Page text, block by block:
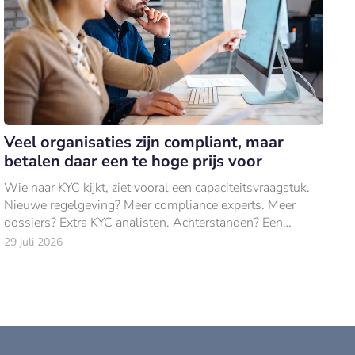
Veel organisaties zijn compliant, maar
betalen daar een te hoge prijs voor
Wie naar KYC kijkt, ziet vooral een capaciteitsvraagstuk.
Nieuwe regelgeving? Meer compliance experts. Meer
dossiers? Extra KYC analisten. Achterstanden? Een
projectteam erbij.
29 juli 2026